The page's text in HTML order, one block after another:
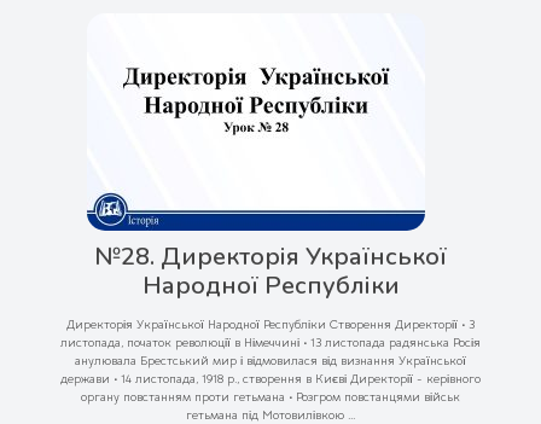
№28. Директорія Української
Народної Республіки
Директорія Української Народної Республіки Створення Директорії • 3
листопада, початок революції в Німеччині • 13 листопада радянська Росія
анулювала Брестський мир і відмовилася від визнання Української
держави • 14 листопада, 1918 р., створення в Києві Директорії - керівного
органу повстанням проти гетьмана • Розгром повстанцями військ
гетьмана під Мотовилівкою ...